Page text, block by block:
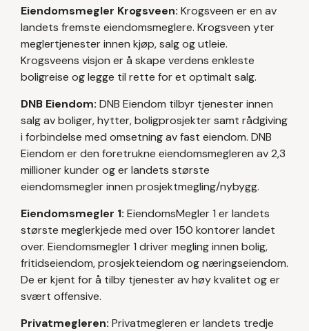
Eiendomsmegler Krogsveen: Krogsveen er en av
landets fremste eiendomsmeglere. Krogsveen yter
meglertjenester innen kjøp, salg og utleie.
Krogsveens visjon er å skape verdens enkleste
boligreise og legge til rette for et optimalt salg.
DNB Eiendom: DNB Eiendom tilbyr tjenester innen
salg av boliger, hytter, boligprosjekter samt rådgiving
i forbindelse med omsetning av fast eiendom. DNB
Eiendom er den foretrukne eiendomsmegleren av 2,3
millioner kunder og er landets største
eiendomsmegler innen prosjektmegling/nybygg.
Eiendomsmegler 1: EiendomsMegler 1 er landets
største meglerkjede med over 150 kontorer landet
over. Eiendomsmegler 1 driver megling innen bolig,
fritidseiendom, prosjekteiendom og næringseiendom.
De er kjent for å tilby tjenester av høy kvalitet og er
svært offensive.
Privatmegleren: Privatmegleren er landets tredje